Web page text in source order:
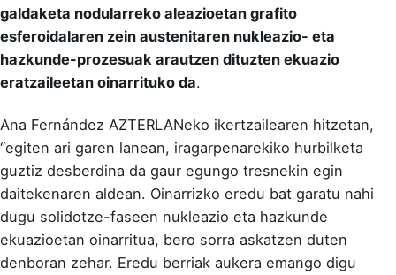
galdaketa nodularreko aleazioetan grafito
esferoidalaren zein austenitaren nukleazio- eta
hazkunde-prozesuak arautzen dituzten ekuazio
eratzaileetan oinarrituko da.
Ana Fernández AZTERLANeko ikertzailearen hitzetan,
“egiten ari garen lanean, iragarpenarekiko hurbilketa
guztiz desberdina da gaur egungo tresnekin egin
daitekenaren aldean. Oinarrizko eredu bat garatu nahi
dugu solidotze-faseen nukleazio eta hazkunde
ekuazioetan oinarritua, bero sorra askatzen duten
denboran zehar. Eredu berriak aukera emango digu